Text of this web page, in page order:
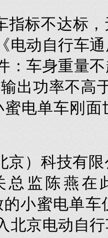
指标不达标
电动自行车
：车身重量
出功率不高
蜜电单车刚
京）科技有
总监陈燕在
小蜜电单
北京电动自